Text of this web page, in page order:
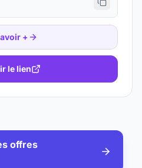
+
le lien
offres